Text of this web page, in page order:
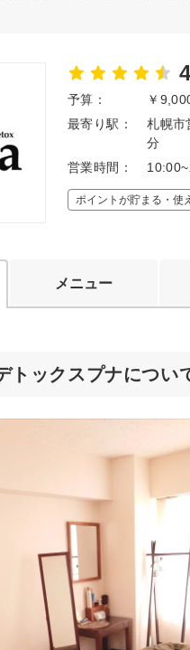
予算：
￥
最寄り駅：
札幌市
分
営業時間：
ポイントが貯まる・使
メニュー
トックスプナについ